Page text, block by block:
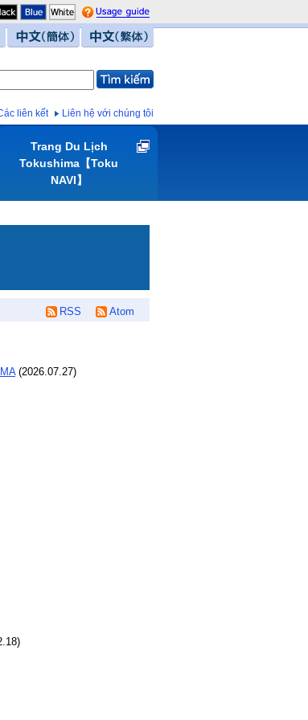
guide
liên kết Liên hệ với chúng tôi
Trang Du Lịch
Tokushima【Toku
NAVI】
RSS
Atom
(2026.07.27)
)